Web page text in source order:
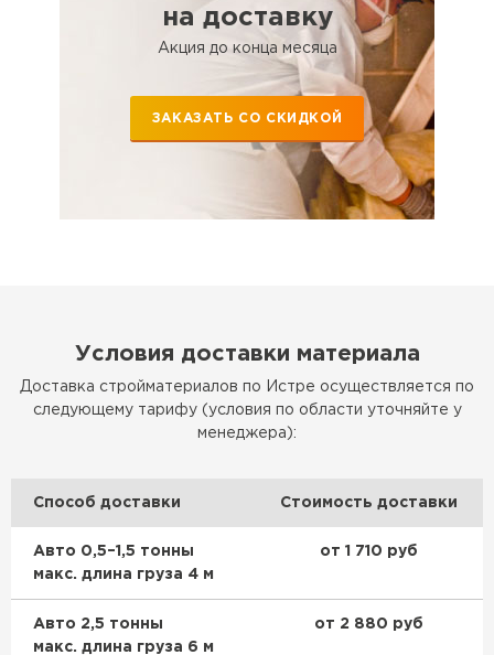
на доставку
Акция до конца месяца
ЗАКАЗАТЬ СО СКИДКОЙ
Условия доставки материала
Доставка стройматериалов по Истре осуществляется по
следующему тарифу (условия по области уточняйте у
менеджера):
Способ доставки Стоимость доставки
Авто 0,5–1,5 тонны
макс. длина груза 4 м
от 1 710 руб
Авто 2,5 тонны
макс. длина груза 6 м
от 2 880 руб